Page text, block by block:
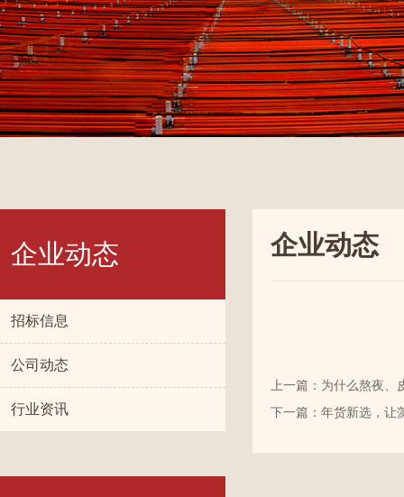
企业动态
招标信息
公司动态
行业资讯
企业动态
上一篇：为什么熬夜
下一篇：年货新选，让